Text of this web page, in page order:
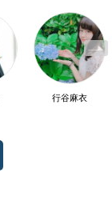
行谷麻衣